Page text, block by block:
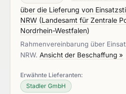
über die Lieferung von
NRW (Landesamt für Zentrale
Nordrhein-Westfalen)
Rahmenvereinbarung über
NRW. Ansicht der Beschaffung »
Erwähnte Lieferanten:
Stadler GmbH